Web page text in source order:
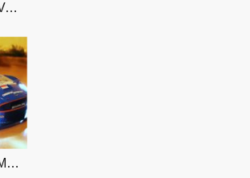
Grossmodell Verbrenner Carson
Mini-Z Aston Martin